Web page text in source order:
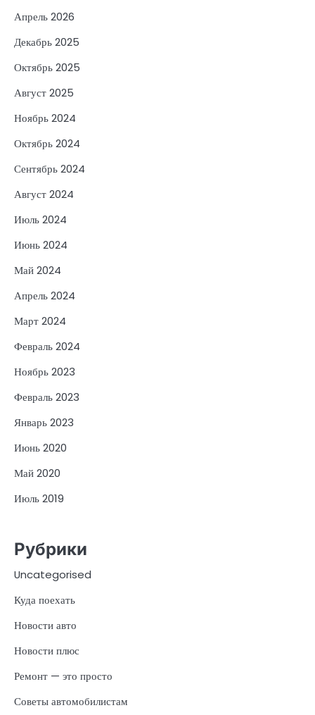
Апрель 2026
Декабрь 2025
Октябрь 2025
Август 2025
Ноябрь 2024
Октябрь 2024
Сентябрь 2024
Август 2024
Июль 2024
Июнь 2024
Май 2024
Апрель 2024
Март 2024
Февраль 2024
Ноябрь 2023
Февраль 2023
Январь 2023
Июнь 2020
Май 2020
Июль 2019
Рубрики
Uncategorised
Куда поехать
Новости авто
Новости плюс
Ремонт — это просто
Советы автомобилистам